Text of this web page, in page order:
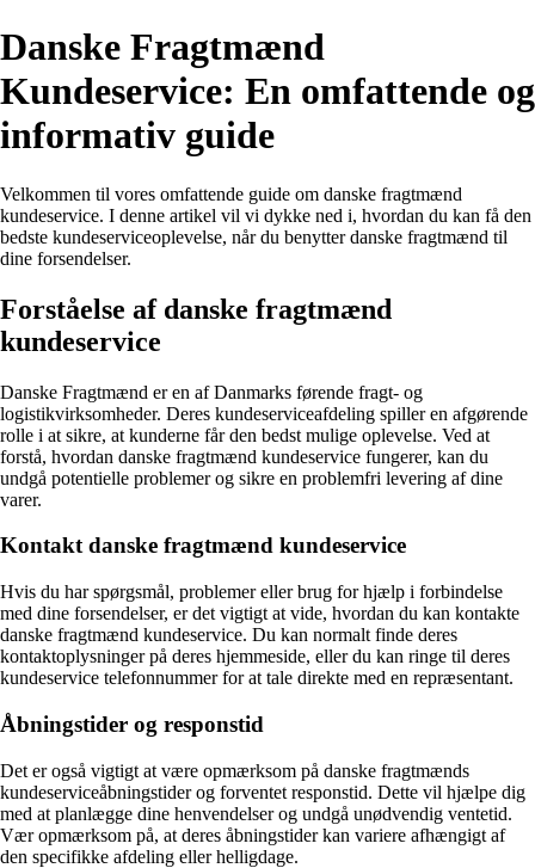
Danske Fragtmænd
Kundeservice: En omfattende og
informativ guide
Velkommen til vores omfattende guide om danske fragtmænd
kundeservice. I denne artikel vil vi dykke ned i, hvordan du kan få den
bedste kundeserviceoplevelse, når du benytter danske fragtmænd til
dine forsendelser.
Forståelse af danske fragtmænd
kundeservice
Danske Fragtmænd er en af ​​Danmarks førende fragt- og
logistikvirksomheder. Deres kundeserviceafdeling spiller en afgørende
rolle i at sikre, at kunderne får den bedst mulige oplevelse. Ved at
forstå, hvordan danske fragtmænd kundeservice fungerer, kan du
undgå potentielle problemer og sikre en problemfri levering af dine
varer.
Kontakt danske fragtmænd kundeservice
Hvis du har spørgsmål, problemer eller brug for hjælp i forbindelse
med dine forsendelser, er det vigtigt at vide, hvordan du kan kontakte
danske fragtmænd kundeservice. Du kan normalt finde deres
kontaktoplysninger på deres hjemmeside, eller du kan ringe til deres
kundeservice telefonnummer for at tale direkte med en repræsentant.
Åbningstider og responstid
Det er også vigtigt at være opmærksom på danske fragtmænds
kundeserviceåbningstider og forventet responstid. Dette vil hjælpe dig
med at planlægge dine henvendelser og undgå unødvendig ventetid.
Vær opmærksom på, at deres åbningstider kan variere afhængigt af
den specifikke afdeling eller helligdage.